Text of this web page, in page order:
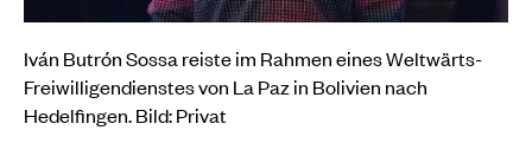
Iván Butrón Sossa reiste im Rahmen eines Weltwärts-
Freiwilligendienstes von La Paz in Bolivien nach
Hedelfingen. Bild: Privat